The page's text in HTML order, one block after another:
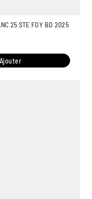
25 STE FOY BD 2025
Ajouter